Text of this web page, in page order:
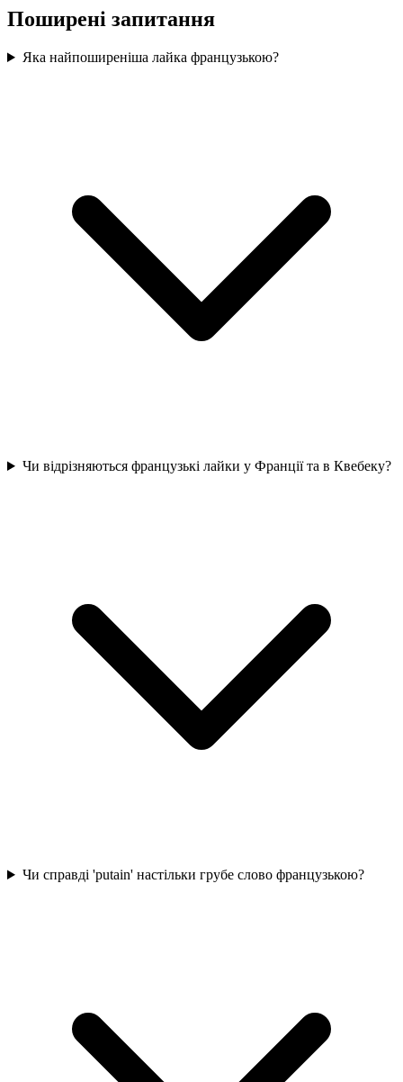
Поширені запитання
Яка найпоширеніша лайка французькою?
Чи відрізняються французькі лайки у Франції та в Квебеку?
Чи справді 'putain' настільки грубе слово французькою?